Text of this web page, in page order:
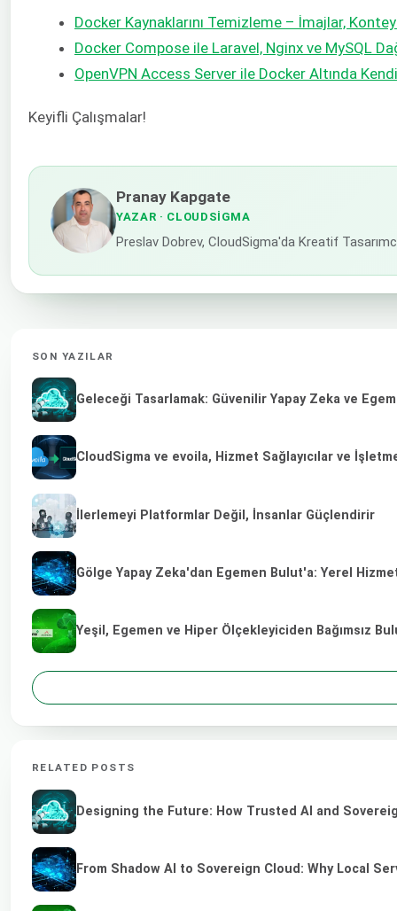
Docker Kaynaklarını Temizleme – İmajlar,
Docker Compose ile Laravel, Nginx ve MySQL
OpenVPN Access Server ile Docker Altında
Keyifli Çalışmalar!
Pranay Kapgate
YAZAR · CLOUDSIGMA
Preslav Dobrev, CloudSigma'da Kreatif
SON YAZILAR
Geleceği Tasarlamak: Güvenilir Yapay Zeka ve
CloudSigma ve evoila, Hizmet Sağlayıcılar ve
İlerlemeyi Platformlar Değil, İnsanlar Güçlendirir
Gölge Yapay Zeka'dan Egemen Bulut'a: Yerel
Yeşil, Egemen ve Hiper Ölçekleyiciden Bağımsız
RELATED POSTS
Designing the Future: How Trusted AI and
From Shadow AI to Sovereign Cloud: Why Local